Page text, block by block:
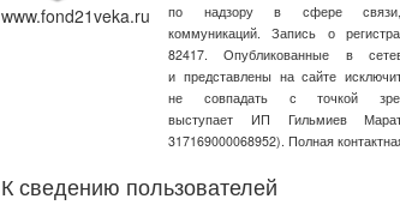
www.fond21veka.ru
по надзору в сфере связи,
коммуникаций. Запись о
82417. Опубликованные в
и представлены на сайте
не совпадать с точкой
выступает ИП Гильмиев
317169000068952). Полная
К сведению пользователей